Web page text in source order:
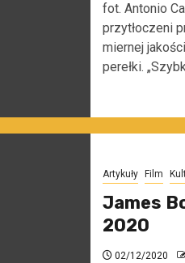
fot. Antonio
przytłoczeni
miernej
perełki.
Artykuły Film
James
2020
02/12/2020